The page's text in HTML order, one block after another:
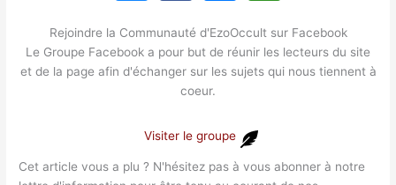
Rejoindre la Communauté d'EzoOccult sur Facebook
Le Groupe Facebook a pour but de réunir les lecteurs du site
et de la page afin d'échanger sur les sujets qui nous tiennent à
coeur.
Visiter le groupe
Cet article vous a plu ? N'hésitez pas à vous abonner à notre